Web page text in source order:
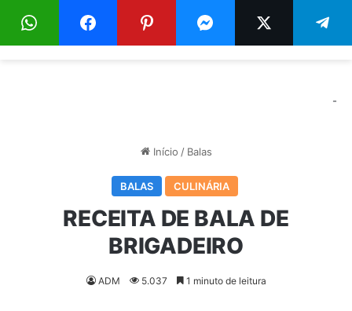
Menu
-
Início / Balas
BALAS CULINÁRIA
RECEITA DE BALA DE
BRIGADEIRO
ADM 5.037 1 minuto de leitura